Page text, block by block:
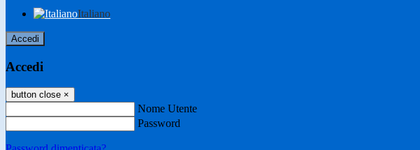
Italiano
Accedi
Accedi
button close ×
Nome Utente
Password